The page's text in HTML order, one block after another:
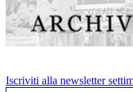
Iscriviti alla newsletter